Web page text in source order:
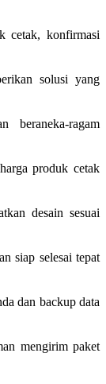
cetak, konfirmasi
solusi yang
beraneka-ragam
produk cetak
desain sesuai
siap selesai tepat
dan backup data
mengirim paket